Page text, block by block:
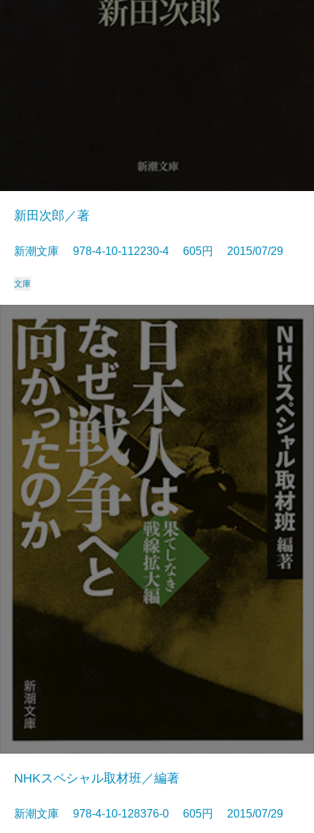
新田次郎／著
新潮文庫 978-4-10-112230-4 605円 2015/07/29
文庫
NHKスペシャル取材班／編著
新潮文庫 978-4-10-128376-0 605円 2015/07/29